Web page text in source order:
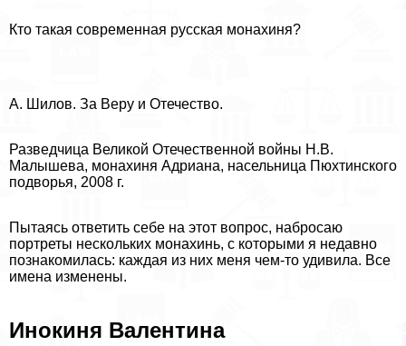
Кто такая современная русская монахиня?
А. Шилов. За Веру и Отечество.
Разведчица Великой Отечественной войны Н.В.
Малышева, монахиня Адриана, насельница Пюхтинского
подворья, 2008 г.
Пытаясь ответить себе на этот вопрос, набросаю
портреты нескольких монахинь, с которыми я недавно
познакомилась: каждая из них меня чем-то удивила. Все
имена изменены.
Инокиня Валентина